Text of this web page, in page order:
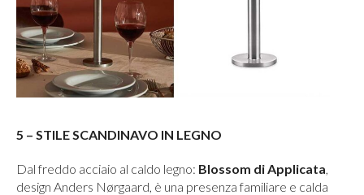
5 – STILE SCANDINAVO IN LEGNO
Dal freddo acciaio al caldo legno: Blossom di Applicata
design Anders Nørgaard, è una presenza familiare e calda